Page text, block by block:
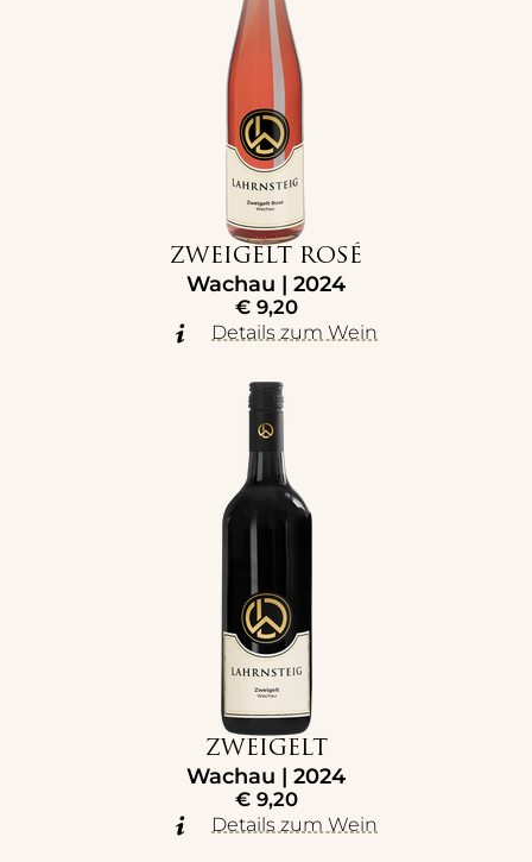
ZWEIGELT ROSÉ
Wachau | 2024
€9,20
Details zum Wein
ZWEIGELT
Wachau | 2024
€9,20
Details zum Wein